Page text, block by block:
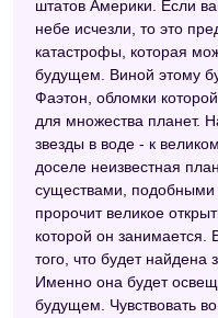
штатов Америки. Если
небе исчезли, то это
катастрофы, которая
будущем. Виной этому
Фаэтон, обломки
для множества планет.
звезды в воде - к
доселе неизвестная
существами, подобными
пророчит великое
которой он занимается.
того, что будет найдена
Именно она будет
будущем. Чувствовать